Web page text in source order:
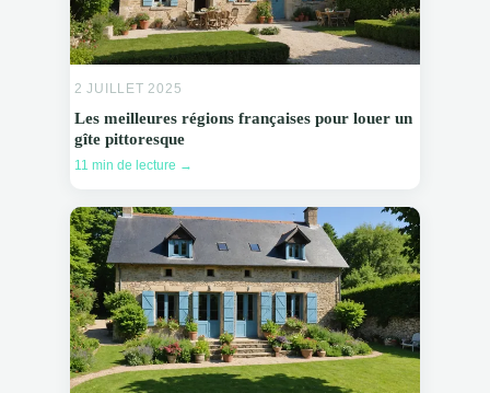
2 JUILLET 2025
Les meilleures régions françaises pour louer un
gîte pittoresque
11 min de lecture →